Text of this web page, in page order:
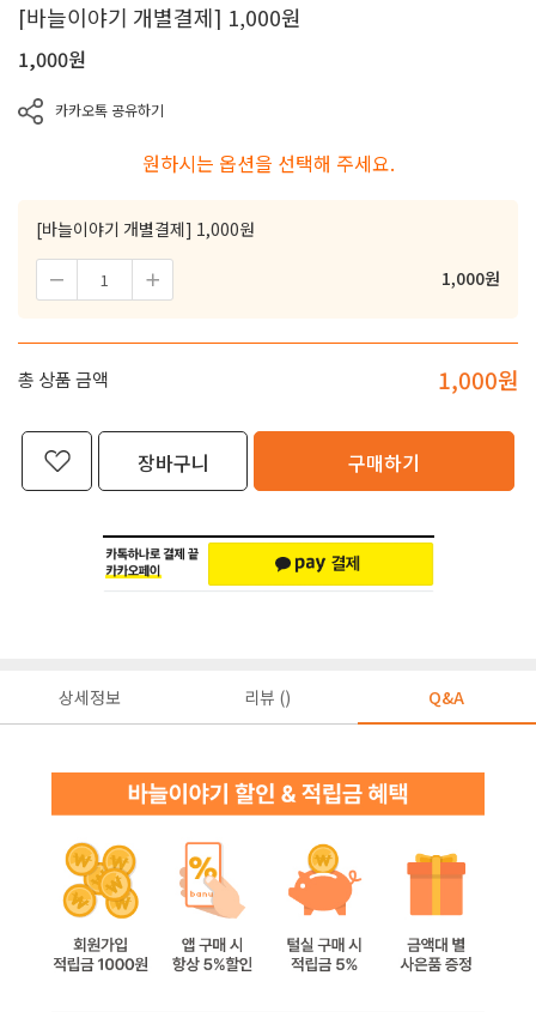
[바늘이야기 개별결제] 1,000원
1,000원
카카오톡 공유하기
원하시는 옵션을 선택해 주세요.
[바늘이야기 개별결제] 1,000원
1,000원
총 상품 금액 1,000원
장바구니 구매하기
상세정보 리뷰 () Q&A